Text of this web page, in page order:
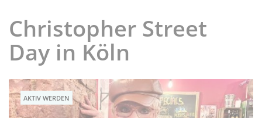
Christopher Street
Day in Köln
AKTIV WERDEN